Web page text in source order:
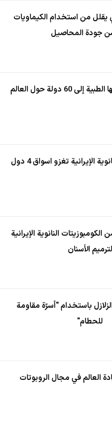
يقلل من استخدام الكيماويات
جودة المحاصيل
دولة حول العالم
الإيرانية تغزو اسواق 4 دول
النانوية الإيرانية
لترميم الأسنان
باستخدام "أسرّة مقاومة
للحطام"
العالم في مجال الروبوتات